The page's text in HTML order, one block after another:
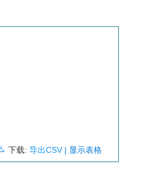
下载: 导出CSV | 显示表格